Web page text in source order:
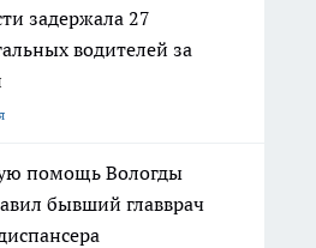
задержала 27
водителей за
помощь Вологды
бывший главврач